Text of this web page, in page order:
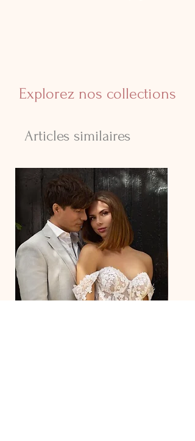
Explorez nos collections
Articles similaires